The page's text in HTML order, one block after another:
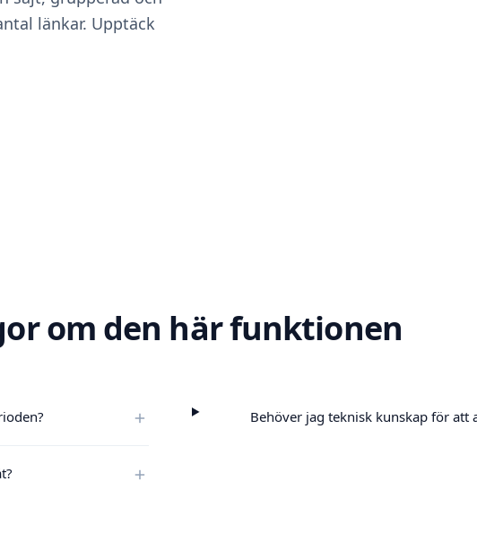
länkar. Upptäck
om den här funktionen
Behöver jag teknisk kunskap för att